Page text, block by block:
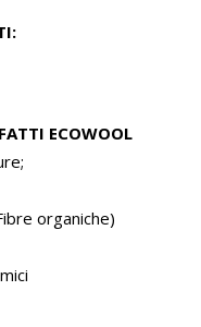
ECOWOOL
organiche)